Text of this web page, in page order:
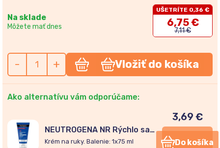
Na sklade
Môžete mať dnes
UŠETRÍTE 0,36 €
6,75 €
7,11 €
- + Vložiť do košíka
Ako alternatívu vám odporúčame:
NEUTROGENA NR Rýchlo sa
vstrebávajúci krém na ruky
Krém na ruky. Balenie: 1x75 ml
3,69 €
Do košíka